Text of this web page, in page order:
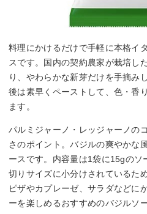
料理にかけるだけで手軽に本格イ
スです。国内の契約農家が栽培し
り、やわらかな新芽だけを手摘み
後は素早くペーストして、色・香
ます。
パルミジャーノ・レッジャーノの
さのポイント。バジルの爽やかな
ースです。内容量は1袋に15gの
切りサイズに小分けされているた
ピザやカプレーゼ、サラダなどに
ーを楽しめるおすすめのバジルソ